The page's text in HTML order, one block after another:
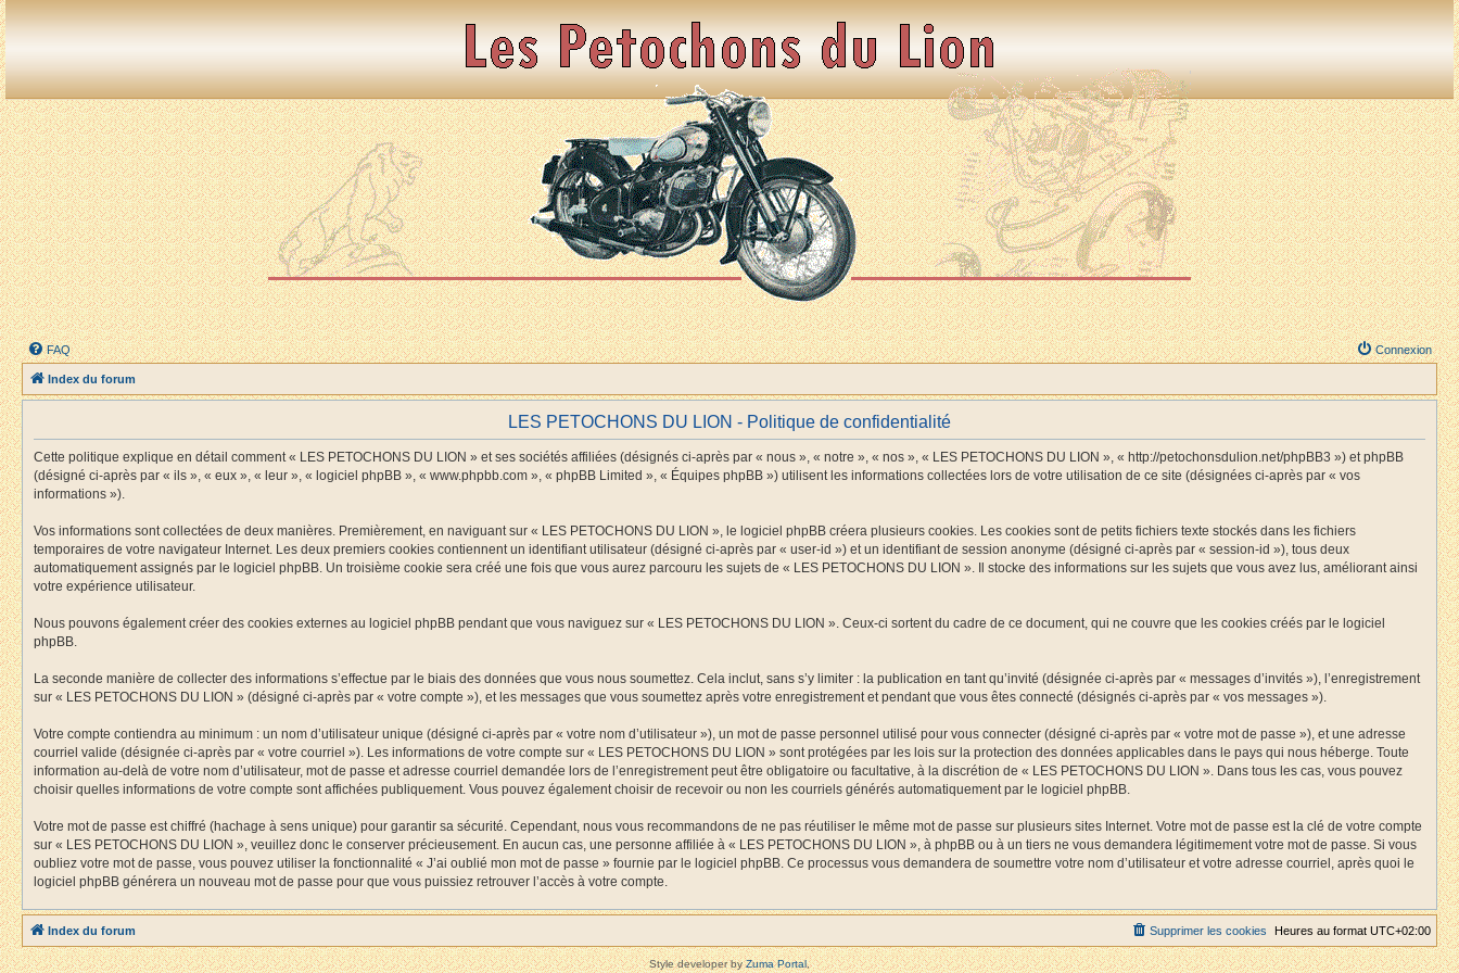
FAQ Connexion
Index du forum
LES PETOCHONS DU LION - Politique de confidentialité
Cette politique explique en détail comment « LES PETOCHONS DU LION » et ses sociétés affiliées (désignés ci-après par « nous », « notre », « nos », « LES PETOCHONS DU LION », « http://petochonsdulion.net/phpBB3 ») et phpBB
(désigné ci-après par « ils », « eux », « leur », « logiciel phpBB », « www.phpbb.com », « phpBB Limited », « Équipes phpBB ») utilisent les informations collectées lors de votre utilisation de ce site (désignées ci-après par « vos
informations »).
Vos informations sont collectées de deux manières. Premièrement, en naviguant sur « LES PETOCHONS DU LION », le logiciel phpBB créera plusieurs cookies. Les cookies sont de petits fichiers texte stockés dans les fichiers
temporaires de votre navigateur Internet. Les deux premiers cookies contiennent un identifiant utilisateur (désigné ci-après par « user-id ») et un identifiant de session anonyme (désigné ci-après par « session-id »), tous deux
automatiquement assignés par le logiciel phpBB. Un troisième cookie sera créé une fois que vous aurez parcouru les sujets de « LES PETOCHONS DU LION ». Il stocke des informations sur les sujets que vous avez lus, améliorant ainsi
votre expérience utilisateur.
Nous pouvons également créer des cookies externes au logiciel phpBB pendant que vous naviguez sur « LES PETOCHONS DU LION ». Ceux-ci sortent du cadre de ce document, qui ne couvre que les cookies créés par le logiciel
phpBB.
La seconde manière de collecter des informations s’effectue par le biais des données que vous nous soumettez. Cela inclut, sans s’y limiter : la publication en tant qu’invité (désignée ci-après par « messages d’invités »), l’enregistrement
sur « LES PETOCHONS DU LION » (désigné ci-après par « votre compte »), et les messages que vous soumettez après votre enregistrement et pendant que vous êtes connecté (désignés ci-après par « vos messages »).
Votre compte contiendra au minimum : un nom d’utilisateur unique (désigné ci-après par « votre nom d’utilisateur »), un mot de passe personnel utilisé pour vous connecter (désigné ci-après par « votre mot de passe »), et une adresse
courriel valide (désignée ci-après par « votre courriel »). Les informations de votre compte sur « LES PETOCHONS DU LION » sont protégées par les lois sur la protection des données applicables dans le pays qui nous héberge. Toute
information au-delà de votre nom d’utilisateur, mot de passe et adresse courriel demandée lors de l’enregistrement peut être obligatoire ou facultative, à la discrétion de « LES PETOCHONS DU LION ». Dans tous les cas, vous pouvez
choisir quelles informations de votre compte sont affichées publiquement. Vous pouvez également choisir de recevoir ou non les courriels générés automatiquement par le logiciel phpBB.
Votre mot de passe est chiffré (hachage à sens unique) pour garantir sa sécurité. Cependant, nous vous recommandons de ne pas réutiliser le même mot de passe sur plusieurs sites Internet. Votre mot de passe est la clé de votre compte
sur « LES PETOCHONS DU LION », veuillez donc le conserver précieusement. En aucun cas, une personne affiliée à « LES PETOCHONS DU LION », à phpBB ou à un tiers ne vous demandera légitimement votre mot de passe. Si vous
oubliez votre mot de passe, vous pouvez utiliser la fonctionnalité « J’ai oublié mon mot de passe » fournie par le logiciel phpBB. Ce processus vous demandera de soumettre votre nom d’utilisateur et votre adresse courriel, après quoi le
logiciel phpBB générera un nouveau mot de passe pour que vous puissiez retrouver l’accès à votre compte.
Index du forum Heures au format UTC+02:00
Supprimer les cookies
Style developer byZuma Portal,